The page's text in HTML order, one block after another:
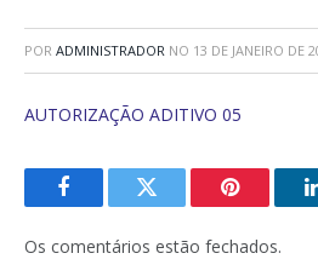
POR ADMINISTRADOR NO 13 DE JANEIRO DE
AUTORIZAÇÃO ADITIVO 05
FacebookTwitter Pinterest
Os comentários estão fechados.